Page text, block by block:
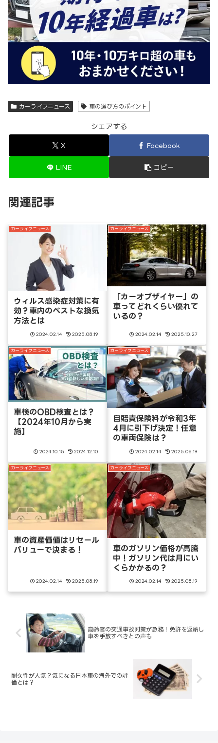
カーライフニュース 車の選び方のポイント
シェアする
X Facebook
LINE コピー
関連記事
カーライフニュース
ウィルス感染症対策に有
効？車内のベストな換気
方法とは
2024.02.14 2025.08.19
カーライフニュース
「カーオブザイヤー」の
車ってどれくらい優れて
いるの？
2024.02.14 2025.10.27
カーライフニュース
車検のOBD検査とは？
【2024年10月から実
施】
2024.10.15 2024.12.10
カーライフニュース
自賠責保険料が令和3年
4月に引下げ決定！任意
の車両保険は？
2024.02.14 2025.08.19
カーライフニュース
車の資産価値はリセール
バリューで決まる！
2024.02.14 2025.08.19
カーライフニュース
車のガソリン価格が高騰
中！ガソリン代は月にい
くらかかるの？
2024.02.14 2025.08.19
高齢者の交通事故対策が急務！免許を返納し
車を手放すべきとの声も
耐久性が人気？気になる日本車の海外での評
価とは？